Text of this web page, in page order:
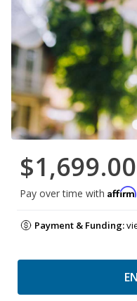
$1,699.00
Pay over time with Affirm
Payment & Funding: